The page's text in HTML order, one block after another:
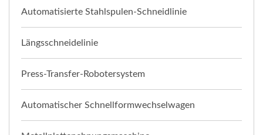
Automatisierte Stahlspulen-Schneidlinie
Längsschneidelinie
Press-Transfer-Robotersystem
Automatischer Schnellformwechselwagen